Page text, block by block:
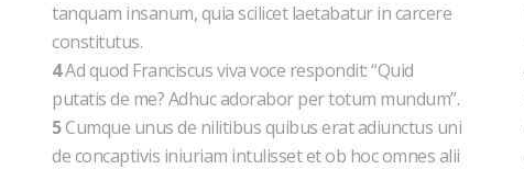
tanquam insanum, quia scilicet laetabatur in carcere
constitutus.
4Ad quod Franciscus viva voce respondit: “Quid
putatis de me? Adhuc adorabor per totum mundum”.
5Cumque unus de nilitibus quibus erat adiunctus uni
de concaptivis iniuriam intulisset et ob hoc omnes alii